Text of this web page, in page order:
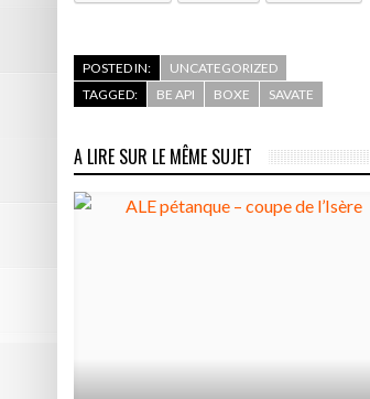
POSTED IN:
UNCATEGORIZED
TAGGED:
BE API BOXE SAVATE
A LIRE SUR LE MÊME SUJET